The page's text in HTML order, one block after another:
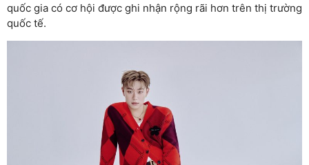
quốc gia có cơ hội được ghi nhận rộng rãi hơn trên thị trường
quốc tế.